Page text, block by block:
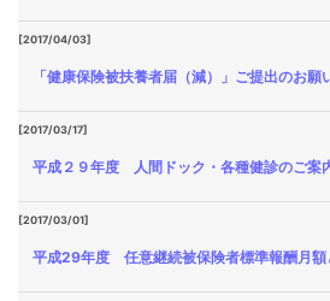
[2017/04/03]
「健康保険被扶養者届（減）」ご提出のお願
[2017/03/17]
平成２９年度 人間ドック・各種健診のご案
[2017/03/01]
平成29年度 任意継続被保険者標準報酬月額